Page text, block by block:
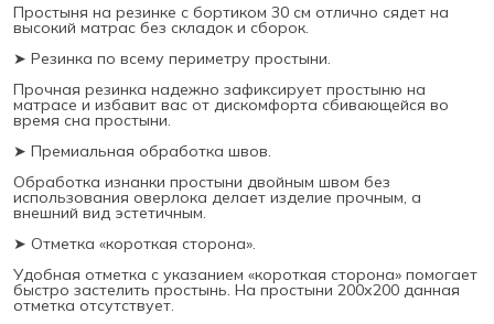
Простыня на резинке с бортиком 30 см отлично сядет на
высокий матрас без складок и сборок.
➤ Резинка по всему периметру простыни.
Прочная резинка надежно зафиксирует простыню на
матрасе и избавит вас от дискомфорта сбивающейся во
время сна простыни.
➤ Премиальная обработка швов.
Обработка изнанки простыни двойным швом без
использования оверлока делает изделие прочным, а
внешний вид эстетичным.
➤ Отметка «короткая сторона».
Удобная отметка с указанием «короткая сторона» помогает
быстро застелить простынь. На простыни 200х200 данная
отметка отсутствует.